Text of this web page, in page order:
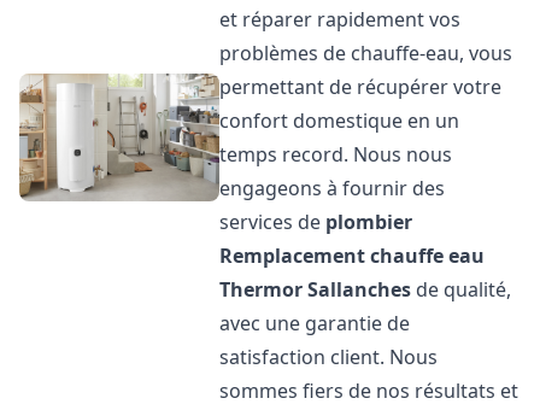
et réparer rapidement vos
problèmes de chauffe-eau, vous
permettant de récupérer votre
confort domestique en un
temps record. Nous nous
engageons à fournir des
services de plombier
Remplacement chauffe eau
ThermorSallanches de qualité,
avec une garantie de
satisfaction client. Nous
sommes fiers de nos résultats et